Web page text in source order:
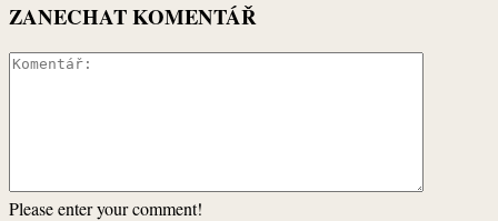
ZANECHAT KOMENTÁŘ
Please enter your comment!